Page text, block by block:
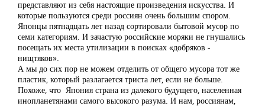
представляют из себя настоящие произведения искусства. И
которые пользуются среди россиян очень большим спором.
Японцы пятнадцать лет назад сортировали бытовой мусор по
семи категориям. И зачастую российские моряки не гнушались
посещать их места утилизации в поисках «добряков -
нищтяков».
А мы до сих пор не можем отделить от общего мусора тот же
пластик, который разлагается триста лет, если не больше.
Похоже, что Япония страна из далекого будущего, населенная
инопланетянами самого высокого разума. И нам, россиянам,